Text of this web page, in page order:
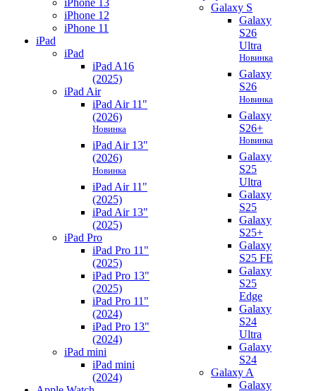
iPhone 13
iPhone 12
iPhone 11
iPad
iPad
iPad A16
(2025)
iPad Air
iPad Air 11"
(2026)
Новинка
iPad Air 13"
(2026)
Новинка
iPad Air 11"
(2025)
iPad Air 13"
(2025)
iPad Pro
iPad Pro 11"
(2025)
iPad Pro 13"
(2025)
iPad Pro 11"
(2024)
iPad Pro 13"
(2024)
iPad mini
iPad mini
(2024)
Galaxy S
Galaxy
S26
Ultra
Новинка
Galaxy
S26
Новинка
Galaxy
S26+
Новинка
Galaxy
S25
Ultra
Galaxy
S25
Galaxy
S25+
Galaxy
S25 FE
Galaxy
S25
Edge
Galaxy
S24
Ultra
Galaxy
S24
Galaxy A
Galaxy